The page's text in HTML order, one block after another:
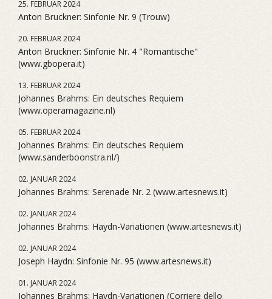
25. FEBRUAR 2024
Anton Bruckner: Sinfonie Nr. 9 (Trouw)
20. FEBRUAR 2024
Anton Bruckner: Sinfonie Nr. 4 "Romantische"
(www.gbopera.it)
13. FEBRUAR 2024
Johannes Brahms: Ein deutsches Requiem
(www.operamagazine.nl)
05. FEBRUAR 2024
Johannes Brahms: Ein deutsches Requiem
(www.sanderboonstra.nl/)
02. JANUAR 2024
Johannes Brahms: Serenade Nr. 2 (www.artesnews.it)
02. JANUAR 2024
Johannes Brahms: Haydn-Variationen (www.artesnews.it)
02. JANUAR 2024
Joseph Haydn: Sinfonie Nr. 95 (www.artesnews.it)
01. JANUAR 2024
Johannes Brahms: Haydn-Variationen (Corriere dello